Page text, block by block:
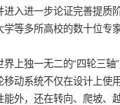
入进一步论证完善提质
学等多所高校的数十位专
上独一无二的“四轮三轴
动系统不仅在设计上使
外，还在转向、爬坡、